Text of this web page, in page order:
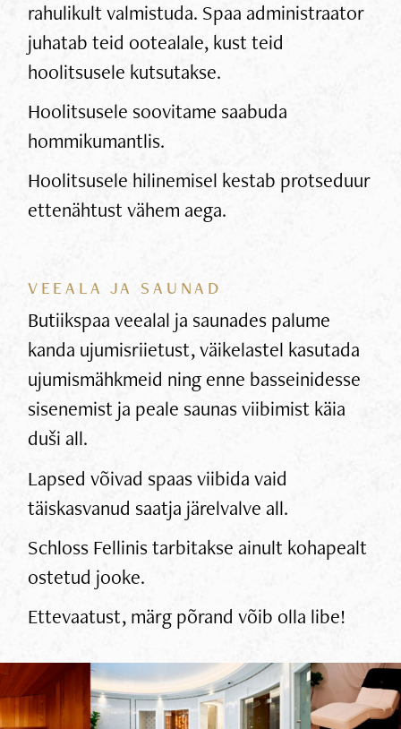
rahulikult valmistuda. Spaa administraator
juhatab teid ootealale, kust teid
hoolitsusele kutsutakse.
Hoolitsusele soovitame saabuda
hommikumantlis.
Hoolitsusele hilinemisel kestab protseduur
ettenähtust vähem aega.
VEEALA JA SAUNAD
Butiikspaa veealal ja saunades palume
kanda ujumisriietust, väikelastel kasutada
ujumismähkmeid ning enne basseinidesse
sisenemist ja peale saunas viibimist käia
duši all.
Lapsed võivad spaas viibida vaid
täiskasvanud saatja järelvalve all.
Schloss Fellinis tarbitakse ainult kohapealt
ostetud jooke.
Ettevaatust, märg põrand võib olla libe!